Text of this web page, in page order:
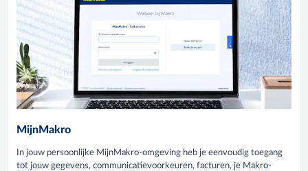
MijnMakro
In jouw persoonlijke MijnMakro-omgeving heb je eenvoudig toegang
tot jouw gegevens, communicatievoorkeuren, facturen, je Makro-